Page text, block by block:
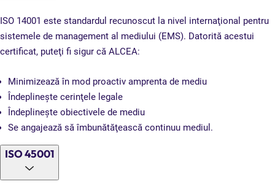
ISO 14001 este standardul recunoscut la nivel internaţional pentru
sistemele de management al mediului (EMS). Datorită acestui
certificat, puteţi fi sigur că ALCEA:
Minimizează în mod proactiv amprenta de mediu
Îndeplineşte cerinţele legale
Îndeplineşte obiectivele de mediu
Se angajează să îmbunătăţească continuu mediul.
ISO 45001